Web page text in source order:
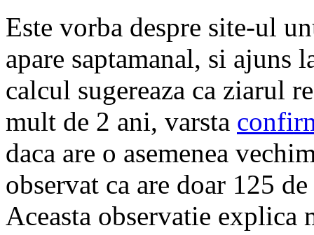
Este vorba despre site-ul
apare saptamanal, si
calcul sugereaza ca ziarul
mult de 2 ani, varsta
daca are o asemenea
observat ca are doar 125
Aceasta observatie